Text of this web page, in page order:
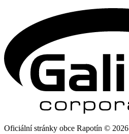
Oficiální stránky obce Rapotín © 2026